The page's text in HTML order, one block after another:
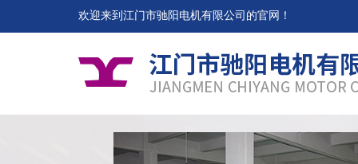
欢迎来到江门市驰阳电机有限公司的官网！